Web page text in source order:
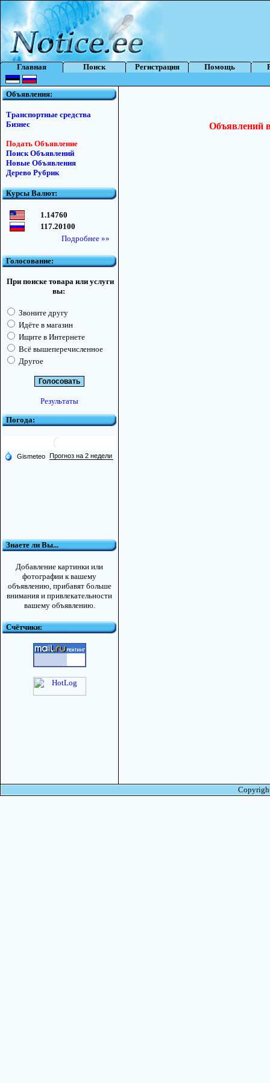
Главная Поиск Регистрация Помощь
Объявления:
Транспортные средства
Бизнес
Подать Объявление
Поиск Объявлений
Новые Объявления
Дерево Рубрик
Курсы Валют:
1.14760
117.20100
Подробнее »»
Голосование:
При поиске товара или услуги
вы:
Звоните другу
Идёте в магазин
Ищите в Интернете
Всё вышеперечисленное
Другое
Результаты
Погода:
Знаете ли Вы...
Добавление картинки или
фотографии к вашему
объявлению, прибавят больше
внимания и привлекательности
вашему объявлению.
Счётчики:
Объявлений